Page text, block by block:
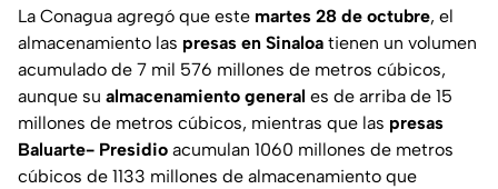
La Conagua agregó que este martes 28 de octubre, el
almacenamiento las presas en Sinaloa tienen un volumen
acumulado de 7 mil 576 millones de metros cúbicos,
aunque su almacenamiento general es de arriba de 15
millones de metros cúbicos, mientras que las presas
Baluarte- Presidio acumulan 1060 millones de metros
cúbicos de 1133 millones de almacenamiento que